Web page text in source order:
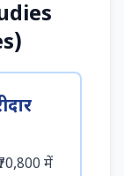
में